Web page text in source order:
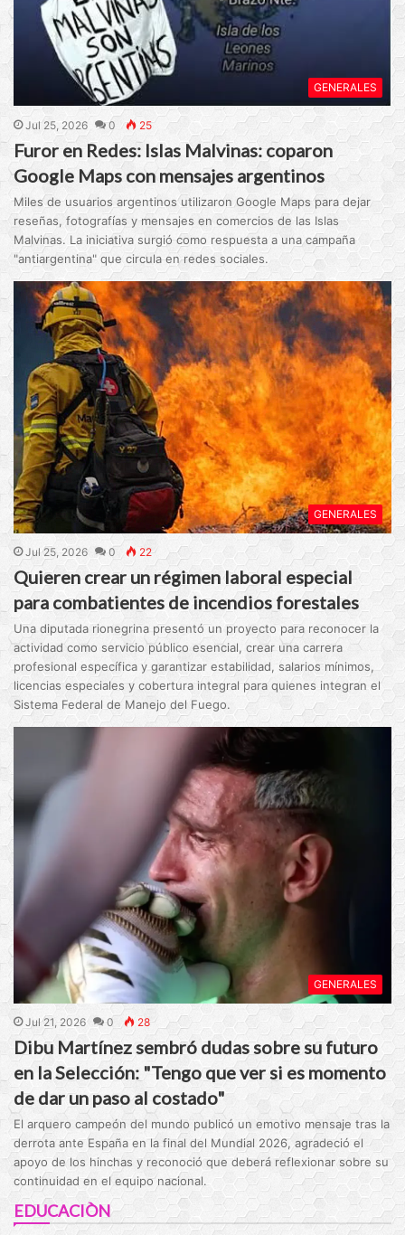
GENERALES
Jul 25, 2026 0 25
Furor en Redes: Islas Malvinas: coparon
Google Maps con mensajes argentinos
Miles de usuarios argentinos utilizaron Google Maps para dejar
reseñas, fotografías y mensajes en comercios de las Islas
Malvinas. La iniciativa surgió como respuesta a una campaña
"antiargentina" que circula en redes sociales.
GENERALES
Jul 25, 2026 0 22
Quieren crear un régimen laboral especial
para combatientes de incendios forestales
Una diputada rionegrina presentó un proyecto para reconocer la
actividad como servicio público esencial, crear una carrera
profesional específica y garantizar estabilidad, salarios mínimos,
licencias especiales y cobertura integral para quienes integran el
Sistema Federal de Manejo del Fuego.
GENERALES
Jul 21, 2026 0 28
Dibu Martínez sembró dudas sobre su futuro
en la Selección: "Tengo que ver si es momento
de dar un paso al costado"
El arquero campeón del mundo publicó un emotivo mensaje tras la
derrota ante España en la final del Mundial 2026, agradeció el
apoyo de los hinchas y reconoció que deberá reflexionar sobre su
continuidad en el equipo nacional.
EDUCACIÒN